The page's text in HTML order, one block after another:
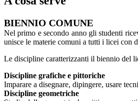
BIENNIO COMUNE
Nel primo e secondo anno gli studenti
unisce le materie comuni a tutti i licei con
Le discipline caratterizzanti il biennio del
Discipline grafiche e pittoriche
Imparare a disegnare, dipingere, usare
Discipline geometriche